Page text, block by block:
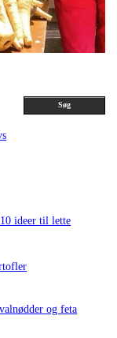
Søg
ideer til lette
og feta